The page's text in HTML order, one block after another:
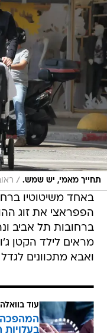
תחייך מאמי, יש שמש. /
באחד משיטוטיו
הפפראצי את זוג
ברחובות תל אביב
מראים לילד הקטן
ואבא מתכוונים לגדל
עוד בוואלה
בעלויות